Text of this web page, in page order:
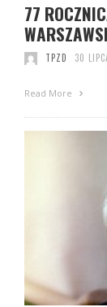
77
TPZD 30
Read More